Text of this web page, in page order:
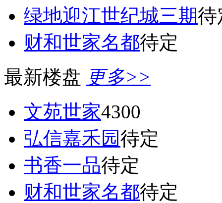
绿地迎江世纪城三期待
财和世家名都待定
最新楼盘 更多>>
文苑世家4300
弘信嘉禾园待定
书香一品待定
财和世家名都待定